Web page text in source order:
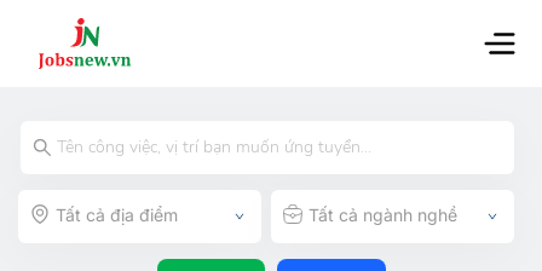
Tất cả địa điểm Tất cả ngành nghề